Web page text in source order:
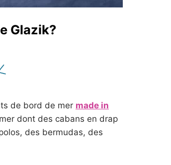
Glazik?
de bord de mer made in
dont des cabans en drap
des bermudas, des